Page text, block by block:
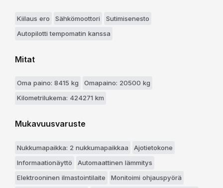
Kiilaus ero Sähkömoottori
Sutimisenesto
Autopilotti tempomatin kanssa
Mitat
Oma paino: 8415 kg
Omapaino: 20500 kg
Kilometrilukema: 424271 km
Mukavuusvaruste
Nukkumapaikka: 2 nukkumapaikkaa
Ajotietokone
Informaationäyttö
Automaattinen lämmitys
Elektrooninen ilmastointilaite
Monitoimi ohjauspyörä